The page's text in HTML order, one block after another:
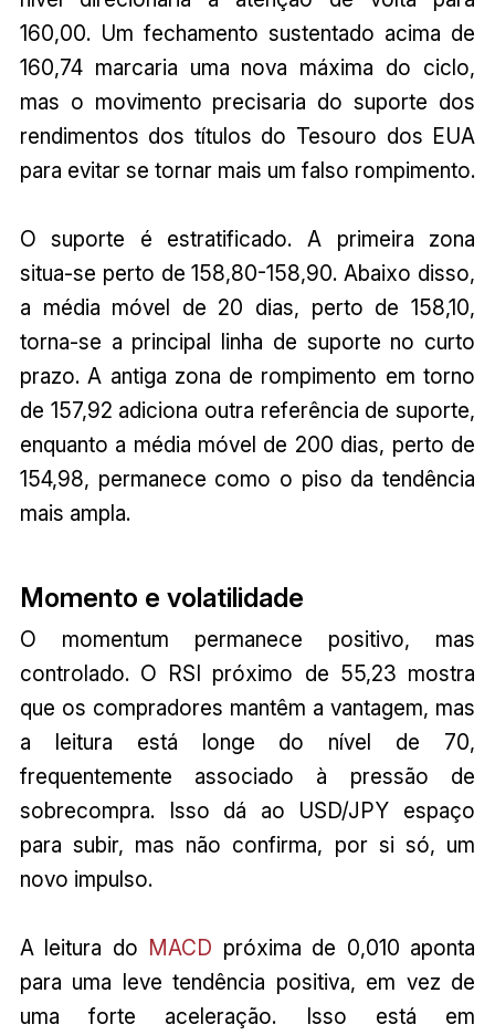
160,00. Um fechamento sustentado acima de
160,74 marcaria uma nova máxima do ciclo,
mas o movimento precisaria do suporte dos
rendimentos dos títulos do Tesouro dos EUA
para evitar se tornar mais um falso rompimento.
O suporte é estratificado. A primeira zona
situa-se perto de 158,80-158,90. Abaixo disso,
a média móvel de 20 dias, perto de 158,10,
torna-se a principal linha de suporte no curto
prazo. A antiga zona de rompimento em torno
de 157,92 adiciona outra referência de suporte,
enquanto a média móvel de 200 dias, perto de
154,98, permanece como o piso da tendência
mais ampla.
Momento e volatilidade
O momentum permanece positivo, mas
controlado. O RSI próximo de 55,23 mostra
que os compradores mantêm a vantagem, mas
a leitura está longe do nível de 70,
frequentemente associado à pressão de
sobrecompra. Isso dá ao USD/JPY espaço
para subir, mas não confirma, por si só, um
novo impulso.
A leitura do MACD próxima de 0,010 aponta
para uma leve tendência positiva, em vez de
uma forte aceleração. Isso está em